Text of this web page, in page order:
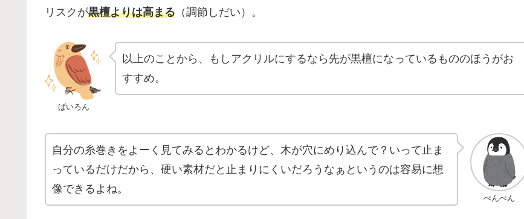
リスクが黒檀よりは高まる （調節しだい）。
ばいろん
以上のことから、もしアクリルにするなら先が黒檀になっているもののほうがお
すすめ。
ぺんぺん
自分の糸巻きをよーく見てみるとわかるけど、木が穴にめり込んで？いって止ま
っているだけだから、硬い素材だと止まりにくいだろうなぁというのは容易に想
像できるよね。